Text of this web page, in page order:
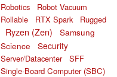
Robotics
Robot Vacuum
Rollable
RTX Spark Rugged
Ryzen (Zen)
Samsung
Science
Security
Server/Datacenter
SFF
Single-Board Computer (SBC)